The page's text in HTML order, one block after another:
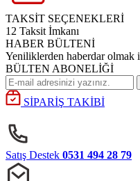
TAKSİT SEÇENEKLERİ
12 Taksit İmkanı
HABER BÜLTENİ
Yeniliklerden haberdar
BÜLTEN ABONELİĞİ
SİPARİŞ TAKİBİ
Satış Destek 0531 494 28 79